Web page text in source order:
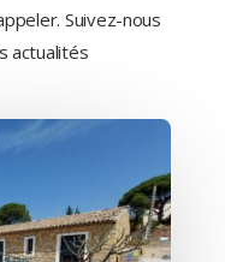
Suivez-nous
actualités